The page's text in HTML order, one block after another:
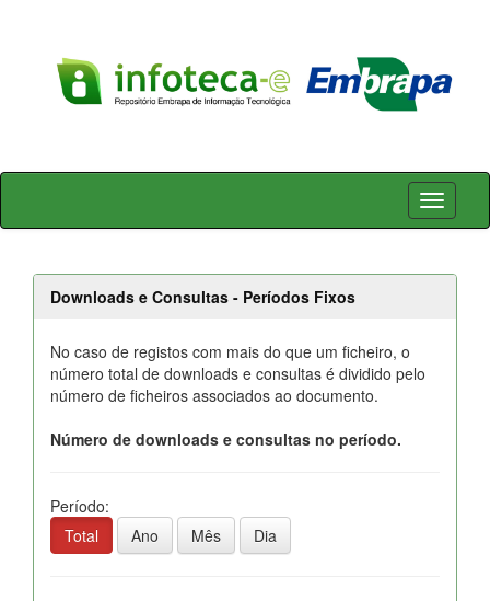
Skip
Downloads e Consultas - Períodos Fixos
No caso de registos com mais do que um ficheiro, o
número total de downloads e consultas é dividido pelo
número de ficheiros associados ao documento.
Número de downloads e consultas no período.
Período:
Total
Ano Mês Dia